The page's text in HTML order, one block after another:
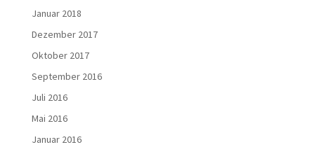
Januar 2018
Dezember 2017
Oktober 2017
September 2016
Juli 2016
Mai 2016
Januar 2016